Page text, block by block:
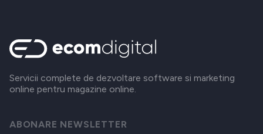
Servicii complete de dezvoltare software si marketing
online pentru magazine online.
ABONARE NEWSLETTER